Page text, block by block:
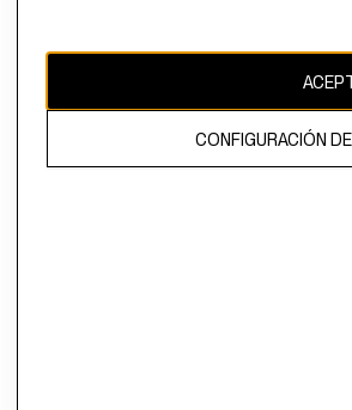
El contenido de esta página web está
propiedad de H&M Hennes & Mauritz AB.
CONFIGURACIÓN